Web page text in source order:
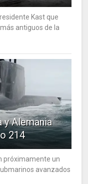
Kast que
antiguos de la
y Alemania
214
próximamente un
avanzados